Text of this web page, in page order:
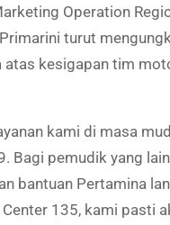
Operation
turut
atas kesigapan tim
kami di masa
Bagi pemudik yang
bantuan Pertamina
135, kami pasti